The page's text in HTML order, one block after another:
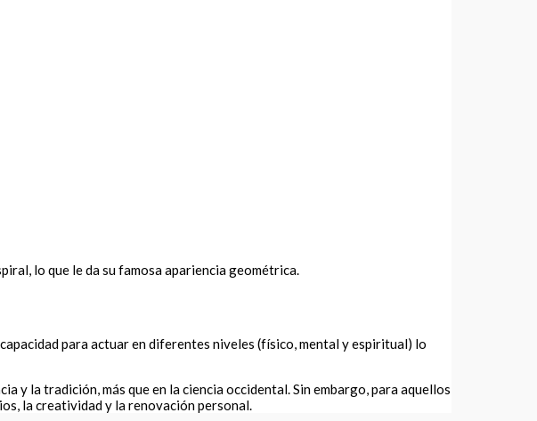
lo que le da su famosa apariencia geométrica.
para actuar en diferentes niveles (físico, mental y espiritual) lo
y la tradición, más que en la ciencia occidental. Sin embargo, para aquellos
la creatividad y la renovación personal.